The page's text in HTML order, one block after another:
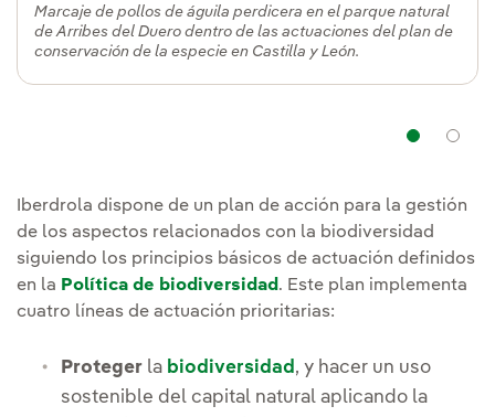
Marcaje de pollos de águila perdicera en el parque natural
de Arribes del Duero dentro de las actuaciones del plan de
conservación de la especie en Castilla y León.
Iberdrola dispone de un plan de acción para la gestión
de los aspectos relacionados con la biodiversidad
siguiendo los principios básicos de actuación definidos
en la Política de biodiversidad . Este plan implementa
cuatro líneas de actuación prioritarias:
Proteger la biodiversidad , y hacer un uso
sostenible del capital natural aplicando la